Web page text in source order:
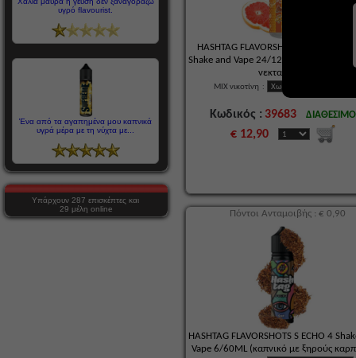
υγρό flavourist.
Ένα από τα αγαπημένα μου καπνικά
υγρά μέρα με τη νύχτα με...
Υπάρχουν 287 επισκέπτες και
29 μέλη online
HASHTAG FLAVORSHOTS NECTAR
Shake and Vape 24/120ML
νεκταρίνια)
MIX νικοτίνη :
Κωδικός : 39683 ΔΙΑΘΕΣΙΜΟ
€ 12,90
HASHTAG FLAVORSHOTS S ECHO 4
Vape 6/60ML (καπνικό με ξηρούς
Πόντοι Ανταμοιβής : € 0,90